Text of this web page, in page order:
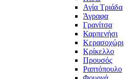
Αγία Τριάδα
Άγραφα
Γρανίτσα
Καρπενήσι
Κερασοχώρι
Κρίκελλο
Προυσός
Ραπτόπουλο